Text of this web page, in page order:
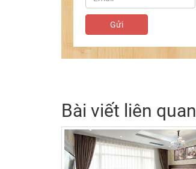
Bài viết liên quan